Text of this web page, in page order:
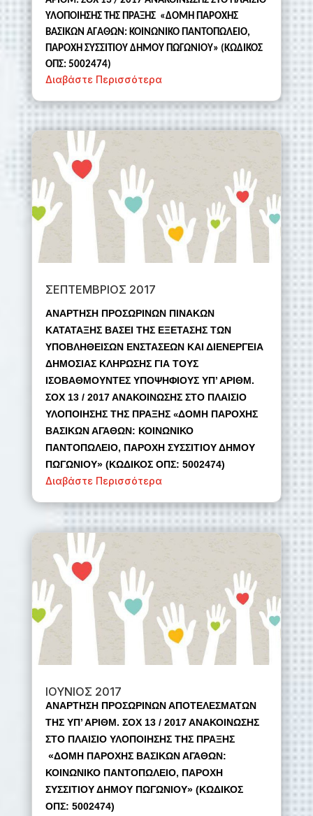
ΥΛΟΠΟΙΗΣΗΣ ΤΗΣ ΠΡΑΞΗΣ «ΔΟΜΗ ΠΑΡΟΧΗΣ
ΒΑΣΙΚΩΝ ΑΓΑΘΩΝ: ΚΟΙΝΩΝΙΚΟ ΠΑΝΤΟΠΩΛΕΙΟ,
ΠΑΡΟΧΗ ΣΥΣΣΙΤΙΟΥ ΔΗΜΟΥ ΠΩΓΩΝΙΟΥ» (ΚΩΔΙΚΟΣ
ΟΠΣ: 5002474)
Διαβάστε Περισσότερα
ΣΕΠΤΕΜΒΡΙΟΣ 2017
ΑΝΑΡΤΗΣΗ ΠΡΟΣΩΡΙΝΩΝ ΠΙΝΑΚΩΝ
ΚΑΤΑΤΑΞΗΣ ΒΑΣΕΙ ΤΗΣ ΕΞΕΤΑΣΗΣ ΤΩΝ
ΥΠΟΒΛΗΘΕΙΣΩΝ ΕΝΣΤΑΣΕΩΝ ΚΑΙ ΔΙΕΝΕΡΓΕΙΑ
ΔΗΜΟΣΙΑΣ ΚΛΗΡΩΣΗΣ ΓΙΑ ΤΟΥΣ
ΙΣΟΒΑΘΜΟΥΝΤΕΣ ΥΠΟΨΗΦΙΟΥΣ ΥΠ’ ΑΡΙΘΜ.
ΣΟΧ 13 / 2017 ΑΝΑΚΟΙΝΩΣΗΣ ΣΤΟ ΠΛΑΙΣΙΟ
ΥΛΟΠΟΙΗΣΗΣ ΤΗΣ ΠΡΑΞΗΣ «ΔΟΜΗ ΠΑΡΟΧΗΣ
ΒΑΣΙΚΩΝ ΑΓΑΘΩΝ: ΚΟΙΝΩΝΙΚΟ
ΠΑΝΤΟΠΩΛΕΙΟ, ΠΑΡΟΧΗ ΣΥΣΣΙΤΙΟΥ ΔΗΜΟΥ
ΠΩΓΩΝΙΟΥ» (ΚΩΔΙΚΟΣ ΟΠΣ: 5002474)
Διαβάστε Περισσότερα
ΙΟΥΝΙΟΣ 2017
ΑΝΑΡΤΗΣΗ ΠΡΟΣΩΡΙΝΩΝ ΑΠΟΤΕΛΕΣΜΑΤΩΝ
ΤΗΣ ΥΠ’ ΑΡΙΘΜ. ΣΟΧ 13 / 2017 ΑΝΑΚΟΙΝΩΣΗΣ
ΣΤΟ ΠΛΑΙΣΙΟ ΥΛΟΠΟΙΗΣΗΣ ΤΗΣ ΠΡΑΞΗΣ
«ΔΟΜΗ ΠΑΡΟΧΗΣ ΒΑΣΙΚΩΝ ΑΓΑΘΩΝ:
ΚΟΙΝΩΝΙΚΟ ΠΑΝΤΟΠΩΛΕΙΟ, ΠΑΡΟΧΗ
ΣΥΣΣΙΤΙΟΥ ΔΗΜΟΥ ΠΩΓΩΝΙΟΥ» (ΚΩΔΙΚΟΣ
ΟΠΣ: 5002474)